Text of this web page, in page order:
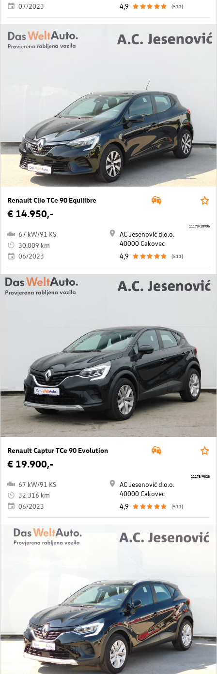
07/2023
4,9
(511)
Renault Clio TCe 90 Equilibre
€ 14.950,-
67 kW/91 KS
30.009 km
06/2023
AC Jesenović d.o.o.
40000 Cakovec
4,9
(511)
11173/10906
Renault Captur TCe 90 Evolution
€ 19.900,-
67 kW/91 KS
32.316 km
06/2023
AC Jesenović d.o.o.
40000 Cakovec
4,9
(511)
11173/9828